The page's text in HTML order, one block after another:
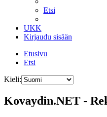
Etsi
UKK
Kirjaudu sisään
Etusivu
Etsi
Kieli:
Kovaydin.NET -